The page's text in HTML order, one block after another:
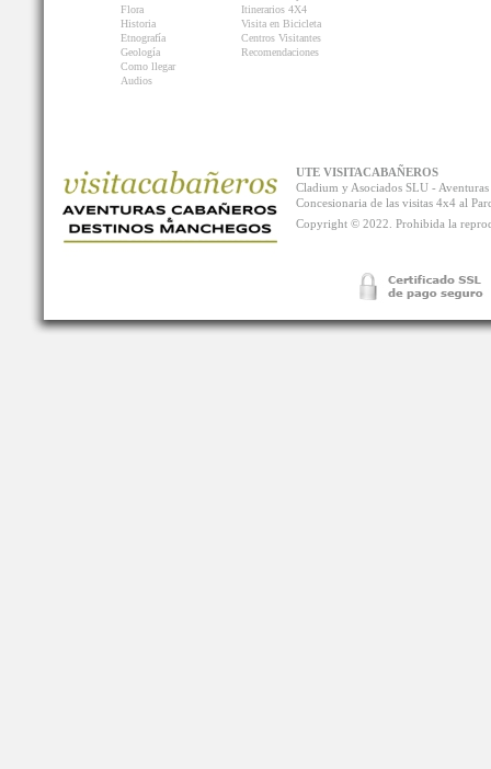
Flora
Historia
Etnografía
Geología
Como llegar
Audios
Itinerarios 4X4
Visita en Bicicleta
Centros Visitantes
Recomendaciones
UTE VISITACABAÑEROS
Cladium y Asociados SLU -
Concesionaria de las visitas 4x4 al
Copyright © 2022. Prohibida la